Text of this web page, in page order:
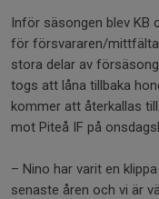
Inför säsongen blev KB
för försvararen/
stora delar av
togs att låna tillbaka
kommer att återkallas
mot Piteå IF på
– Nino har varit en
senaste åren och vi är